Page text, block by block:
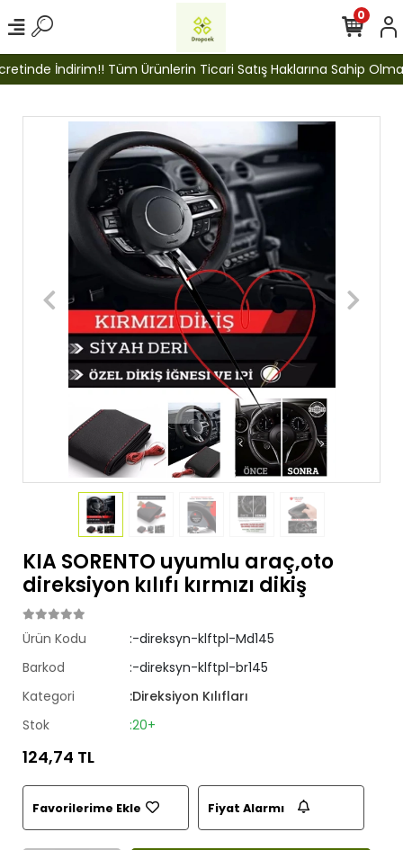
İndirim!! Tüm Ürünlerin Ticari Satış Haklarına Sahip
0
KIA SORENTO uyumlu araç,oto
direksiyon kılıfı kırmızı dikiş
Ürün Kodu
:-direksyn-klftpl-Md145
Barkod
:-direksyn-klftpl-br145
Kategori
:Direksiyon Kılıfları
Stok
:20+
124,74 TL
Favorilerime Ekle Fiyat Alarmı